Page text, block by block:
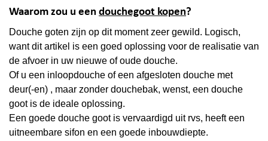
Waarom zou u een douchegoot kopen?
Douche goten zijn op dit moment zeer gewild. Logisch,
want dit artikel is een goed oplossing voor de realisatie van
de afvoer in uw nieuwe of oude douche.
Of u een inloopdouche of een afgesloten douche met
deur(-en) , maar zonder douchebak, wenst, een douche
goot is de ideale oplossing.
Een goede douche goot is vervaardigd uit rvs, heeft een
uitneembare sifon en een goede inbouwdiepte.